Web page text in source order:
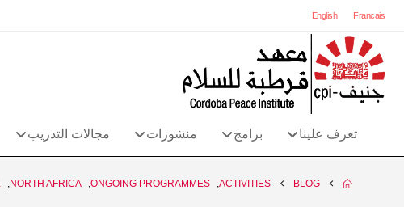
Francais
English
تعرف علينا برامج منشورات مجالات التدريب
BLOG
ACTIVITIES
ONGOING PROGRAMMES
NORTH AFRICA